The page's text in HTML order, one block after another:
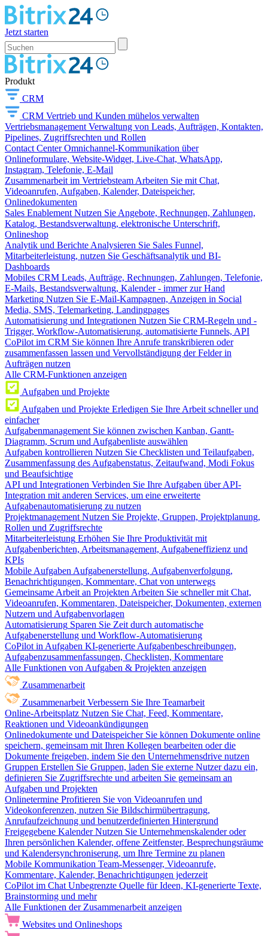
Jetzt starten
Produkt
CRM
CRM Vertrieb und Kunden mühelos verwalten
Vertriebsmanagement Verwaltung von Leads, Aufträgen, Kontakten,
Pipelines, Zugriffsrechten und Rollen
Contact Center Omnichannel-Kommunikation über
Onlineformulare, Website-Widget, Live-Chat, WhatsApp,
Instagram, Telefonie, E-Mail
Zusammenarbeit im Vertriebsteam Arbeiten Sie mit Chat,
Videoanrufen, Aufgaben, Kalender, Dateispeicher,
Onlinedokumenten
Sales Enablement Nutzen Sie Angebote, Rechnungen, Zahlungen,
Katalog, Bestandsverwaltung, elektronische Unterschrift,
Onlineshop
Analytik und Berichte Analysieren Sie Sales Funnel,
Mitarbeiterleistung, nutzen Sie Geschäftsanalytik und BI-
Dashboards
Mobiles CRM Leads, Aufträge, Rechnungen, Zahlungen, Telefonie,
E-Mails, Bestandsverwaltung, Kalender - immer zur Hand
Marketing Nutzen Sie E-Mail-Kampagnen, Anzeigen in Social
Media, SMS, Telemarketing, Landingpages
Automatisierung und Integrationen Nutzen Sie CRM-Regeln und -
Trigger, Workflow-Automatisierung, automatisierte Funnels, API
CoPilot im CRM Sie können Ihre Anrufe transkribieren oder
zusammenfassen lassen und Vervollständigung der Felder in
Aufträgen nutzen
Alle CRM-Funktionen anzeigen
Aufgaben und Projekte
Aufgaben und Projekte Erledigen Sie Ihre Arbeit schneller und
einfacher
Aufgabenmanagement Sie können zwischen Kanban, Gantt-
Diagramm, Scrum und Aufgabenliste auswählen
Aufgaben kontrollieren Nutzen Sie Checklisten und Teilaufgaben,
Zusammenfassung des Aufgabenstatus, Zeitaufwand, Modi Fokus
und Beaufsichtige
API und Integrationen Verbinden Sie Ihre Aufgaben über API-
Integration mit anderen Services, um eine erweiterte
Aufgabenautomatisierung zu nutzen
Projektmanagement Nutzen Sie Projekte, Gruppen, Projektplanung,
Rollen und Zugriffsrechte
Mitarbeiterleistung Erhöhen Sie Ihre Produktivität mit
Aufgabenberichten, Arbeitsmanagement, Aufgabeneffizienz und
KPIs
Mobile Aufgaben Aufgabenerstellung, Aufgabenverfolgung,
Benachrichtigungen, Kommentare, Chat von unterwegs
Gemeinsame Arbeit an Projekten Arbeiten Sie schneller mit Chat,
Videoanrufen, Kommentaren, Dateispeicher, Dokumenten, externen
Nutzern und Aufgabenvorlagen
Automatisierung Sparen Sie Zeit durch automatische
Aufgabenerstellung und Workflow-Automatisierung
CoPilot in Aufgaben KI-generierte Aufgabenbeschreibungen,
Aufgabenzusammenfassungen, Checklisten, Kommentare
Alle Funktionen von Aufgaben & Projekten anzeigen
Zusammenarbeit
Zusammenarbeit Verbessern Sie Ihre Teamarbeit
Online-Arbeitsplatz Nutzen Sie Chat, Feed, Kommentare,
Reaktionen und Videoankündigungen
Onlinedokumente und Dateispeicher Sie können Dokumente online
speichern, gemeinsam mit Ihren Kollegen bearbeiten oder die
Dokumente freigeben, indem Sie den Unternehmensdrive nutzen
Gruppen Erstellen Sie Gruppen, laden Sie externe Nutzer dazu ein,
definieren Sie Zugriffsrechte und arbeiten Sie gemeinsam an
Aufgaben und Projekten
Onlinetermine Profitieren Sie von Videoanrufen und
Videokonferenzen, nutzen Sie Bildschirmübertragung,
Anrufaufzeichnung und benutzerdefinierten Hintergrund
Freigegebene Kalender Nutzen Sie Unternehmenskalender oder
Ihren persönlichen Kalender, offene Zeitfenster, Besprechungsräume
und Kalendersynchroniserung, um Ihre Termine zu planen
Mobile Kommunikation Team-Messenger, Videoanrufe,
Kommentare, Kalender, Benachrichtigungen jederzeit
CoPilot im Chat Unbegrenzte Quelle für Ideen, KI-generierte Texte,
Brainstorming und mehr
Alle Funktionen der Zusammenarbeit anzeigen
Websites und Onlineshops